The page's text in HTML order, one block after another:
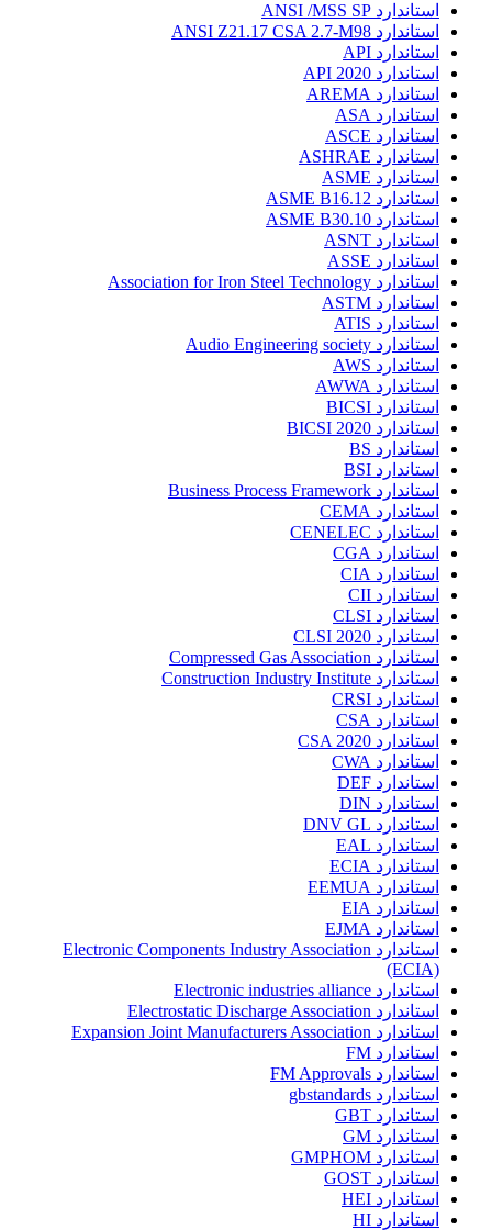
استاندارد ANSI /MSS SP
استاندارد ANSI Z21.17 CSA 2.7-M98
استاندارد API
استاندارد API 2020
استاندارد AREMA
استاندارد ASA
استاندارد ASCE
استاندارد ASHRAE
استاندارد ASME
استاندارد ASME B16.12
استاندارد ASME B30.10
استاندارد ASNT
استاندارد ASSE
استاندارد Association for Iron Steel Technology
استاندارد ASTM
استاندارد ATIS
استاندارد Audio Engineering society
استاندارد AWS
استاندارد AWWA
استاندارد BICSI
استاندارد BICSI 2020
استاندارد BS
استاندارد BSI
استاندارد Business Process Framework
استاندارد CEMA
استاندارد CENELEC
استاندارد CGA
استاندارد CIA
استاندارد CII
استاندارد CLSI
استاندارد CLSI 2020
استاندارد Compressed Gas Association
استاندارد Construction Industry Institute
استاندارد CRSI
استاندارد CSA
استاندارد CSA 2020
استاندارد CWA
استاندارد DEF
استاندارد DIN
استاندارد DNV GL
استاندارد EAL
استاندارد ECIA
استاندارد EEMUA
استاندارد EIA
استاندارد EJMA
استاندارد Electronic Components Industry Association
(ECIA)
استاندارد Electronic industries alliance
استاندارد Electrostatic Discharge Association
استاندارد Expansion Joint Manufacturers Association
استاندارد FM
استاندارد FM Approvals
استاندارد gbstandards
استاندارد GBT
استاندارد GM
استاندارد GMPHOM
استاندارد GOST
استاندارد HEI
استاندارد HI